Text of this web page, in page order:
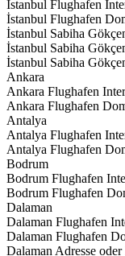
İstanbul Flughafen
İstanbul Flughafen
İstanbul Sabiha
İstanbul Sabiha
İstanbul Sabiha
Ankara
Ankara Flughafen
Ankara Flughafen
Antalya
Antalya Flughafen
Antalya Flughafen
Bodrum
Bodrum Flughafen
Bodrum Flughafen
Dalaman
Dalaman Flughafen
Dalaman Flughafen
Dalaman Adresse